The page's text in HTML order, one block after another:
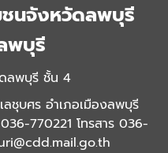
นจังหวัดลพบุรี
พบุรี
ลพบุรี ชั้น 4
ชุบศร อำเภอเมืองลพบุรี
770221 โทรสาร 036-